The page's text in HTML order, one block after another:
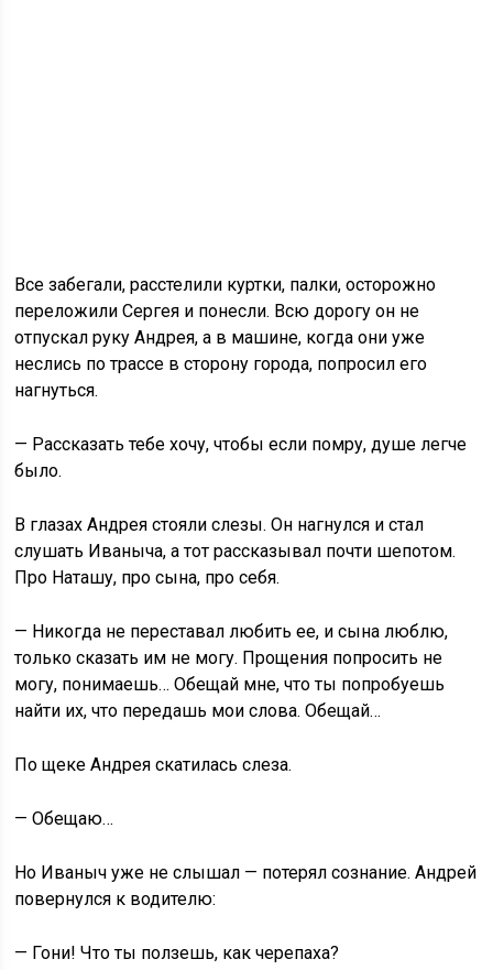
Все забегали, расстелили куртки, палки, осторожно
переложили Сергея и понесли. Всю дорогу он не
отпускал руку Андрея, а в машине, когда они уже
неслись по трассе в сторону города, попросил его
нагнуться.
— Рассказать тебе хочу, чтобы если помру, душе легче
было.
В глазах Андрея стояли слезы. Он нагнулся и стал
слушать Иваныча, а тот рассказывал почти шепотом.
Про Наташу, про сына, про себя.
— Никогда не переставал любить ее, и сына люблю,
только сказать им не могу. Прощения попросить не
могу, понимаешь… Обещай мне, что ты попробуешь
найти их, что передашь мои слова. Обещай…
По щеке Андрея скатилась слеза.
— Обещаю…
Но Иваныч уже не слышал — потерял сознание. Андрей
повернулся к водителю:
— Гони! Что ты ползешь, как черепаха?